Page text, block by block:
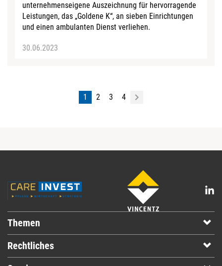
unternehmenseigene Auszeichnung für hervorragende
Leistungen, das „Goldene K“, an sieben Einrichtungen
und einen ambulanten Dienst verliehen.
30.06.2023
1 2 3 4
Themen
Rechtliches